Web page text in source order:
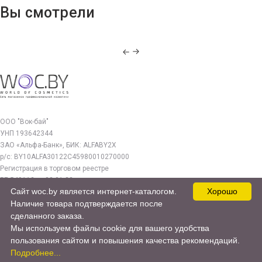
Вы смотрели
ООО "Вок-бай"
УНП 193642344
ЗАО «Альфа-Банк», БИК: ALFABY2X
р/с: BY10ALFA30122C45980010270000
Регистрация в торговом реестре
РБ 549112 от 03.01.23г.
Юр. адрес:
220140, г. Минск, ул. Бурдейного 22, оф.212
woc.by@yandex.by
© 2017—2026 WOC.BY
Хорошо
Сайт woc.by является интернет-каталогом.
Наличие товара подтверждается после
сделанного заказа.
Мы используем файлы cookie для вашего удобства
пользования сайтом и повышения качества рекомендаций.
Подробнее...